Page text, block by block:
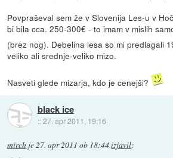
Povpraševal sem že v Slovenija Les-u v
bi bila cca. 250-300€ - to imam v mislih
(brez nog). Debelina lesa so mi predlagali
veliko ali srednje-veliko mizo.
Nasveti glede mizarja, kdo je cenejši?
black ice
::27. apr 2011, 19:16
mirch je27. apr 2011 ob 18:44izjavil: